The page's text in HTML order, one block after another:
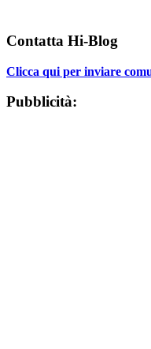
Contatta Hi-Blog
Clicca qui per inviare
Pubblicità: